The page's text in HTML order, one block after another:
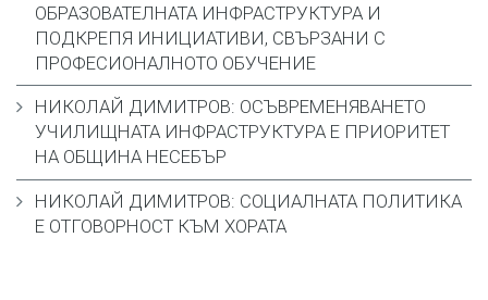
ОБРАЗОВАТЕЛНАТА ИНФРАСТРУКТУРА И
ПОДКРЕПЯ ИНИЦИАТИВИ, СВЪРЗАНИ С
ПРОФЕСИОНАЛНОТО ОБУЧЕНИЕ
НИКОЛАЙ ДИМИТРОВ: ОСЪВРЕМЕНЯВАНЕТО
УЧИЛИЩНАТА ИНФРАСТРУКТУРА Е ПРИОРИТЕТ
НА ОБЩИНА НЕСЕБЪР
НИКОЛАЙ ДИМИТРОВ: СОЦИАЛНАТА ПОЛИТИКА
Е ОТГОВОРНОСТ КЪМ ХОРАТА